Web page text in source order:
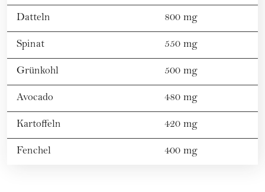
Datteln 800 mg
Spinat 550 mg
Grünkohl 500 mg
Avocado 480 mg
Kartoffeln 420 mg
Fenchel 400 mg